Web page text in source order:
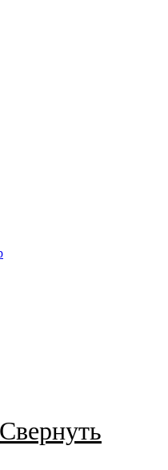
Свернуть